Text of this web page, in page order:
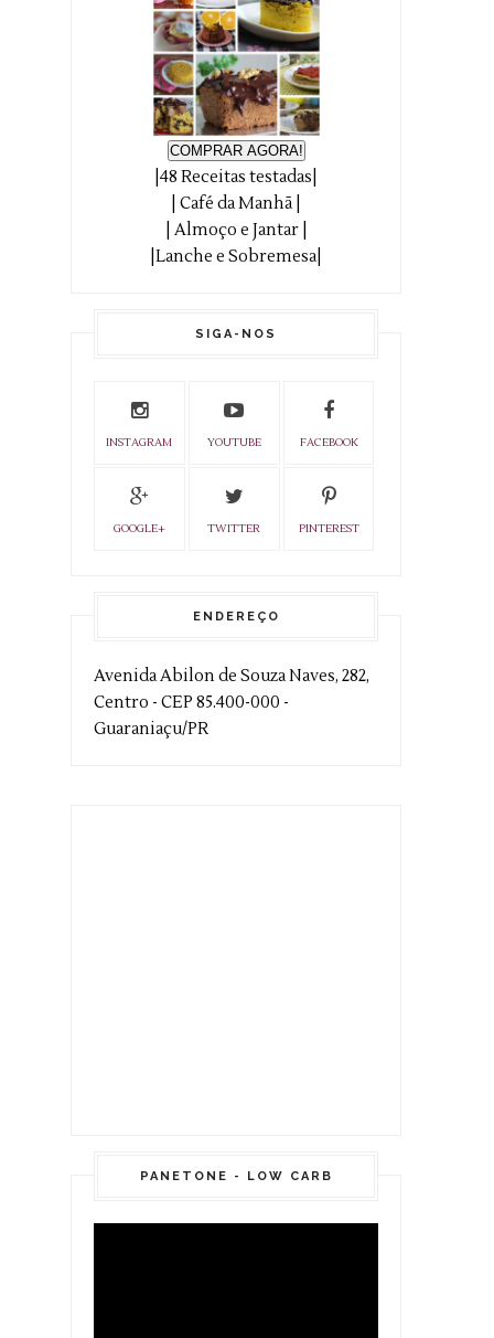
COMPRAR AGORA!
|48 Receitas testadas|
| Café da Manhã |
| Almoço e Jantar |
|Lanche e Sobremesa|
SIGA-NOS
INSTAGRAM YOUTUBE FACEBOOK
GOOGLE+ TWITTER PINTEREST
ENDEREÇO
Avenida Abilon de Souza Naves, 282,
Centro - CEP 85.400-000 -
Guaraniaçu/PR
PANETONE - LOW CARB